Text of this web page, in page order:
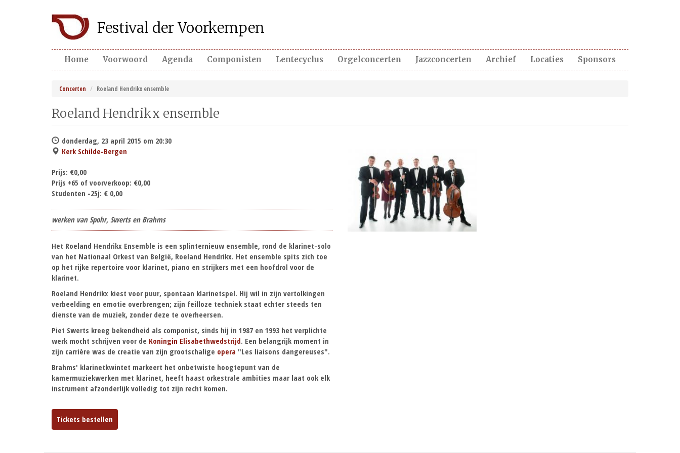
Festival der Voorkempen
Home Voorwoord Agenda Componisten Lentecyclus Orgelconcerten Jazzconcerten Archief Locaties Sponsors
Concerten Roeland Hendrikx ensemble
Roeland Hendrikx ensemble
donderdag, 23 april 2015 om 20:30
Kerk Schilde-Bergen
Prijs: €0,00
Prijs +65 of voorverkoop: €0,00
Studenten -25j: € 0,00
werken van Spohr, Swerts en Brahms
Het Roeland Hendrikx Ensemble is een splinternieuw ensemble, rond de klarinet-solo
van het Nationaal Orkest van België, Roeland Hendrikx. Het ensemble spits zich toe
op het rijke repertoire voor klarinet, piano en strijkers met een hoofdrol voor de
klarinet.
Roeland Hendrikx kiest voor puur, spontaan klarinetspel. Hij wil in zijn vertolkingen
verbeelding en emotie overbrengen; zijn feilloze techniek staat echter steeds ten
dienste van de muziek, zonder deze te overheersen.
Piet Swerts kreeg bekendheid als componist, sinds hij in 1987 en 1993 het verplichte
werk mocht schrijven voor de Koningin Elisabethwedstrijd. Een belangrijk moment in
zijn carrière was de creatie van zijn grootschalige opera "Les liaisons dangereuses".
Brahms' klarinetkwintet markeert het onbetwiste hoogtepunt van de
kamermuziekwerken met klarinet, heeft haast orkestrale ambities maar laat ook elk
instrument afzonderlijk volledig tot zijn recht komen.
Tickets bestellen